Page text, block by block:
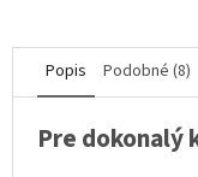
Popis Podobné (8)
Pre dokonalý